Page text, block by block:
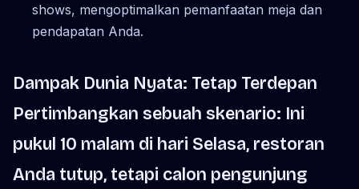
shows, mengoptimalkan pemanfaatan meja dan
pendapatan Anda.
Dampak Dunia Nyata: Tetap Terdepan
Pertimbangkan sebuah skenario: Ini
pukul 10 malam di hari Selasa, restoran
Anda tutup, tetapi calon pengunjung